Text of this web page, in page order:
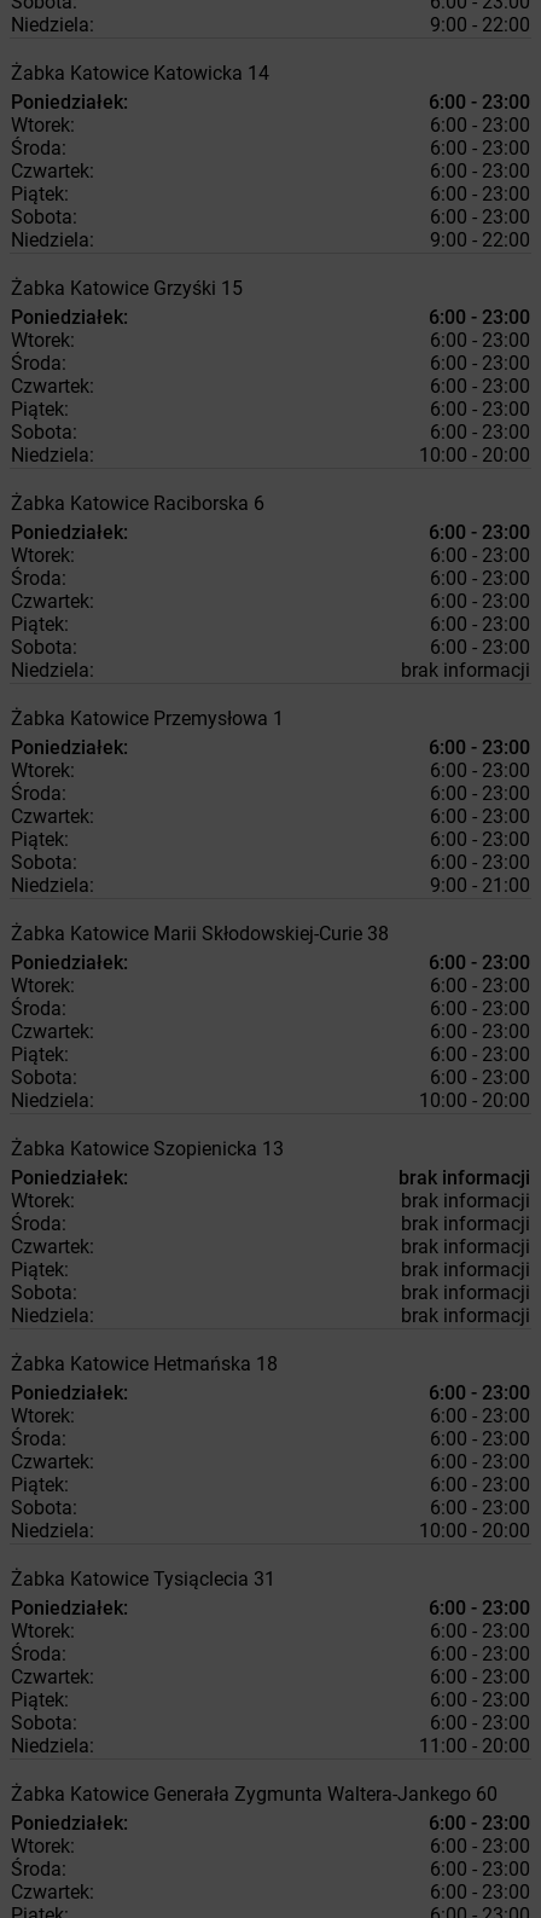
Niedziela:
9:00 - 22:00
Żabka Katowice Katowicka 14
Poniedziałek:
6:00 - 23:00
Wtorek:
6:00 - 23:00
Środa:
6:00 - 23:00
Czwartek:
6:00 - 23:00
Piątek:
6:00 - 23:00
Sobota:
6:00 - 23:00
Niedziela:
9:00 - 22:00
Żabka Katowice Grzyśki 15
Poniedziałek:
6:00 - 23:00
Wtorek:
6:00 - 23:00
Środa:
6:00 - 23:00
Czwartek:
6:00 - 23:00
Piątek:
6:00 - 23:00
Sobota:
6:00 - 23:00
Niedziela:
10:00 - 20:00
Żabka Katowice Raciborska 6
Poniedziałek:
6:00 - 23:00
Wtorek:
6:00 - 23:00
Środa:
6:00 - 23:00
Czwartek:
6:00 - 23:00
Piątek:
6:00 - 23:00
Sobota:
6:00 - 23:00
Niedziela:
brak informacji
Żabka Katowice Przemysłowa 1
Poniedziałek:
6:00 - 23:00
Wtorek:
6:00 - 23:00
Środa:
6:00 - 23:00
Czwartek:
6:00 - 23:00
Piątek:
6:00 - 23:00
Sobota:
6:00 - 23:00
Niedziela:
9:00 - 21:00
Żabka Katowice Marii Skłodowskiej-Curie 38
Poniedziałek:
6:00 - 23:00
Wtorek:
6:00 - 23:00
Środa:
6:00 - 23:00
Czwartek:
6:00 - 23:00
Piątek:
6:00 - 23:00
Sobota:
6:00 - 23:00
Niedziela:
10:00 - 20:00
Żabka Katowice Szopienicka 13
Poniedziałek:
brak informacji
Wtorek:
brak informacji
Środa:
brak informacji
Czwartek:
brak informacji
Piątek:
brak informacji
Sobota:
brak informacji
Niedziela:
brak informacji
Żabka Katowice Hetmańska 18
Poniedziałek:
6:00 - 23:00
Wtorek:
6:00 - 23:00
Środa:
6:00 - 23:00
Czwartek:
6:00 - 23:00
Piątek:
6:00 - 23:00
Sobota:
6:00 - 23:00
Niedziela:
10:00 - 20:00
Żabka Katowice Tysiąclecia 31
Poniedziałek:
6:00 - 23:00
Wtorek:
6:00 - 23:00
Środa:
6:00 - 23:00
Czwartek:
6:00 - 23:00
Piątek:
6:00 - 23:00
Sobota:
6:00 - 23:00
Niedziela:
11:00 - 20:00
Żabka Katowice Generała Zygmunta Waltera-Jankego 60
Poniedziałek:
6:00 - 23:00
Wtorek:
6:00 - 23:00
Środa:
6:00 - 23:00
Czwartek:
6:00 - 23:00